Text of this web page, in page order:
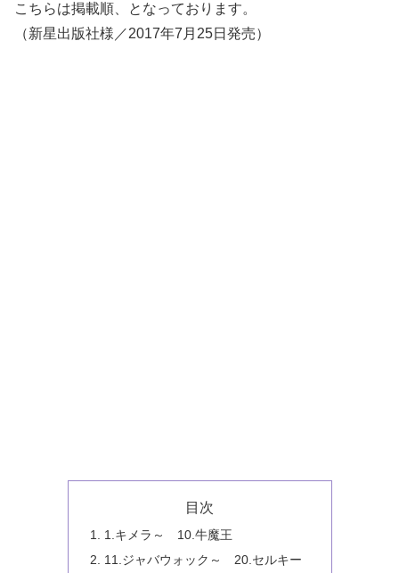
こちらは掲載順、となっております。
（新星出版社様／2017年7月25日発売）
目次
1.キメラ～ 10.牛魔王
11.ジャバウォック～ 20.セルキー